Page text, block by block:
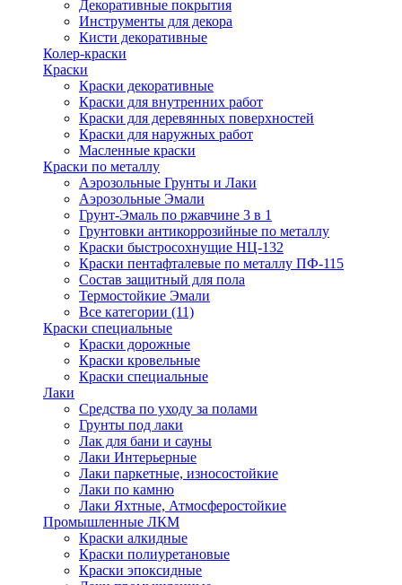
Декоративные покрытия
Инструменты для декора
Кисти декоративные
Колер-краски
Краски
Краски декоративные
Краски для внутренних работ
Краски для деревянных поверхностей
Краски для наружных работ
Масленные краски
Краски по металлу
Аэрозольные Грунты и Лаки
Аэрозольные Эмали
Грунт-Эмаль по ржавчине 3 в 1
Грунтовки антикоррозийные по металлу
Краски быстросохнущие НЦ-132
Краски пентафталевые по металлу ПФ-115
Состав защитный для пола
Термостойкие Эмали
Все категории (11)
Краски специальные
Краски дорожные
Краски кровельные
Краски специальные
Лаки
Cредства по уходу за полами
Грунты под лаки
Лак для бани и сауны
Лаки Интерьерные
Лаки паркетные, износостойкие
Лаки по камню
Лаки Яхтные, Атмосферостойкие
Промышленные ЛКМ
Краски алкидные
Краски полиуретановые
Краски эпоксидные